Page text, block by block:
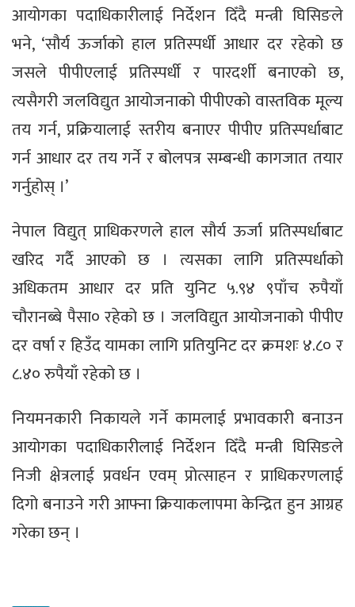
आयोगका पदाधिकारीलाई निर्देशन दिँदै मन्त्री घिसिङले
भने, ‘सौर्य ऊर्जाको हाल प्रतिस्पर्धी आधार दर रहेको छ
जसले पीपीएलाई प्रतिस्पर्धी र पारदर्शी बनाएको छ,
त्यसैगरी जलविद्युत आयोजनाको पीपीएको वास्तविक मूल्य
तय गर्न, प्रक्रियालाई स्तरीय बनाएर पीपीए प्रतिस्पर्धाबाट
गर्न आधार दर तय गर्ने र बोलपत्र सम्बन्धी कागजात तयार
गर्नुहोस् ।’
नेपाल विद्युत् प्राधिकरणले हाल सौर्य ऊर्जा प्रतिस्पर्धाबाट
खरिद गर्दै आएको छ । त्यसका लागि प्रतिस्पर्धाको
अधिकतम आधार दर प्रति युनिट ५.९४ ९पाँच रुपैयाँ
चौरानब्बे पैसा० रहेको छ । जलविद्युत आयोजनाको पीपीए
दर वर्षा र हिउँद यामका लागि प्रतियुनिट दर क्रमशः ४.८० र
८.४० रुपैयाँ रहेको छ ।
नियमनकारी निकायले गर्ने कामलाई प्रभावकारी बनाउन
आयोगका पदाधिकारीलाई निर्देशन दिँदै मन्त्री घिसिङले
निजी क्षेत्रलाई प्रवर्धन एवम् प्रोत्साहन र प्राधिकरणलाई
दिगो बनाउने गरी आफ्ना क्रियाकलापमा केन्द्रित हुन आग्रह
गरेका छन् ।